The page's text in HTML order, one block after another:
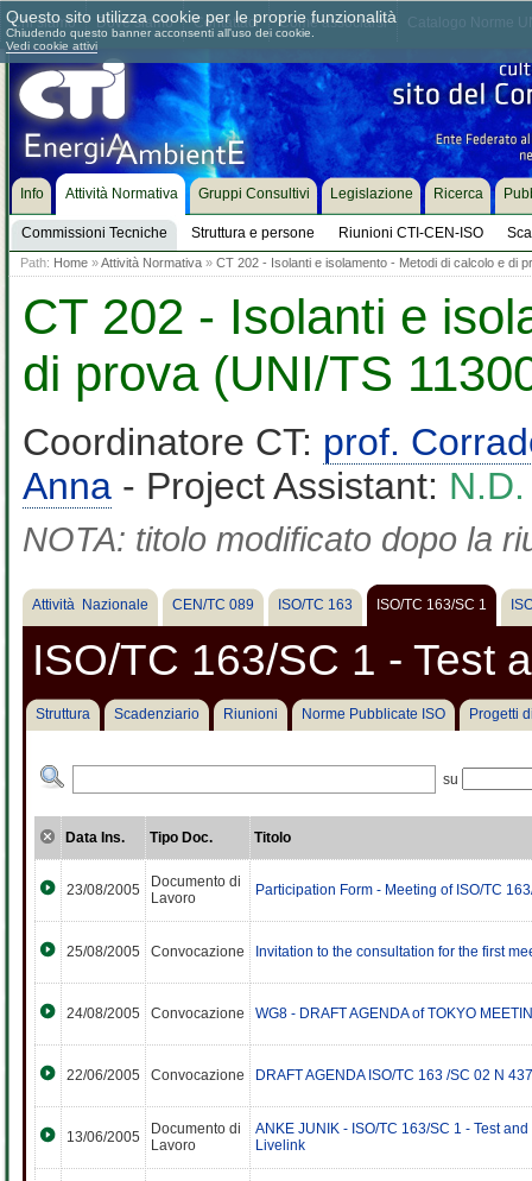
Chi siamo Dove siamo Contattaci Come associarsi
Info Attività Normativa
Commissioni Tecniche Struttura e persone Riunioni CTI-CEN-ISO
Gruppi Consultivi Legislazione Ricerca
Path: Home »Attività Normativa » CT 202 - Isolanti e isolamento - Metodi di calcolo e di
CT 202 - Isolanti e
di prova (UNI/TS
Coordinatore CT: prof.
Anna - Project Assistant: N.D.
NOTA: titolo modificato dopo la
Attività Nazionale CEN/TC 089 ISO/TC 163 ISO/TC 163/SC 1
ISO/TC 163/SC 1 - Test
Struttura Scadenziario Riunioni Norme Pubblicate ISO Progetti
su
Data Ins. Tipo Doc. Titolo
23/08/2005
Documento di
Lavoro
Participation Form - Meeting of ISO/TC
25/08/2005 Convocazione Invitation to the consultation for the first
24/08/2005 Convocazione WG8 - DRAFT AGENDA of TOKYO
22/06/2005 Convocazione DRAFT AGENDA ISO/TC 163 /SC 02 N
13/06/2005
Documento di
Lavoro
ANKE JUNIK - ISO/TC 163/SC 1 - Test
Livelink
Questo sito utilizza cookie per le proprie funzionalità
Chiudendo questo banner acconsenti all'uso dei cookie.
Vedi cookie attivi